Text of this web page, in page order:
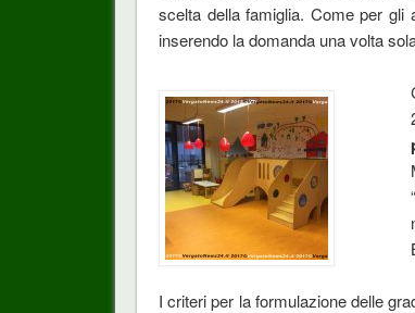
scelta della famiglia. Come per gli
inserendo la domanda una volta
I criteri per la formulazione delle